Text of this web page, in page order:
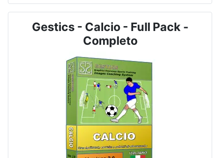
Gestics - Calcio - Full Pack -
Completo